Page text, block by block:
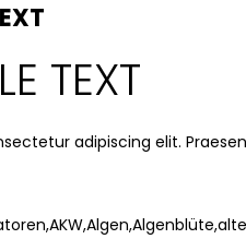
TEXT
adipiscing elit.
,AKW,Algen,Algenblüte,